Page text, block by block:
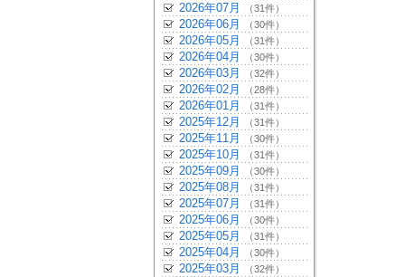
2026年07月 （31件）
2026年06月 （30件）
2026年05月 （31件）
2026年04月 （30件）
2026年03月 （32件）
2026年02月 （28件）
2026年01月 （31件）
2025年12月 （31件）
2025年11月 （30件）
2025年10月 （31件）
2025年09月 （30件）
2025年08月 （31件）
2025年07月 （31件）
2025年06月 （30件）
2025年05月 （31件）
2025年04月 （30件）
2025年03月 （32件）